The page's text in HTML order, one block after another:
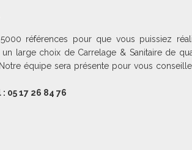
références pour que vous puissiez
large choix de Carrelage & Sanitaire de
équipe sera présente pour vous
05 17 26 84 76